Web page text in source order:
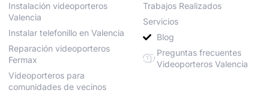
Instalación videoporteros
Valencia
Instalar telefonillo en Valencia
Reparación videoporteros
Fermax
Videoporteros para
comunidades de vecinos
Trabajos Realizados
Servicios
Blog
Preguntas frecuentes
Videoporteros Valencia